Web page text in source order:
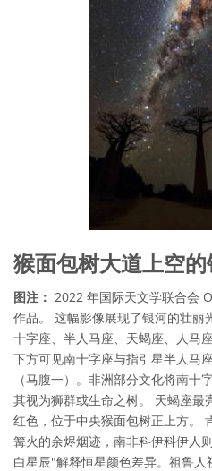
猴面包树大道上空
图注： 2022 年国际天文学联合会
作品。 这幅影像展现了银河的壮丽
十字座、半人马座、天蝎座、人马
下方可见南十字座与指引星半人马
（马腹一）。非洲部分文化将南十
其视为狮群或生命之树。 天蝎座
红色，位于中央猴面包树正上方。
篝火的余烬烟迹，南非科伊科伊人
白星辰"解释恒星颜色差异。祖鲁